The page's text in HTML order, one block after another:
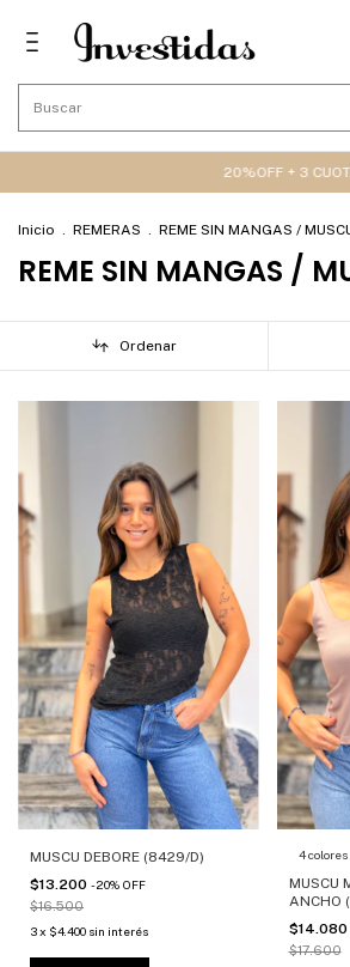
20%OFF + 3 CUOTAS SIN
Inicio . REMERAS . REME SIN MANGAS /
REME SIN MANGAS /
Ordenar
MUSCU DEBORE (8429/D)
$13.200 -20% OFF
$16.500
3x $4.400 sin interés
4 colores
MUSCU
ANCHO
$14.080
$17.600